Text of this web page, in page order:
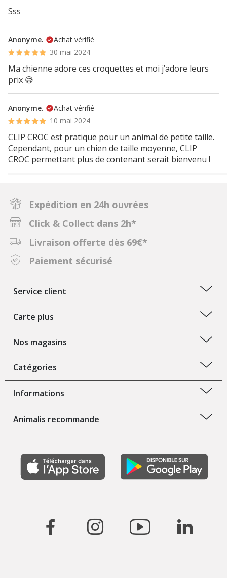
Sss
Anonyme.
Achat vérifié
30 mai 2024
Ma chienne adore ces croquettes et moi j’adore leurs
prix 😅
Anonyme.
Achat vérifié
10 mai 2024
CLIP CROC est pratique pour un animal de petite taille.
Cependant, pour un chien de taille moyenne, CLIP
CROC permettant plus de contenant serait bienvenu !
Expédition en 24h ouvrées
Click & Collect dans 2h*
Livraison offerte dès 69€*
Paiement sécurisé
Service client
Carte plus
Nos magasins
Catégories
Informations
Animalis recommande